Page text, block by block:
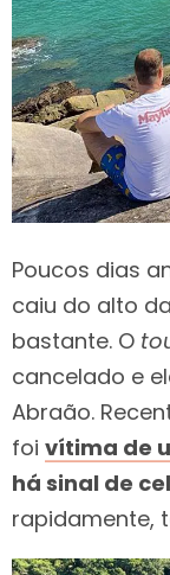
Poucos dias
caiu do alto
bastante. O
cancelado e
Abraão.
foi vítima de
há sinal de
rapidamente,